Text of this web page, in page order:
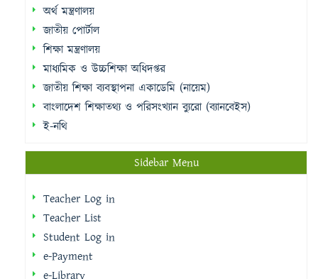
অর্থ মন্ত্রণালয়
জাতীয় পোর্টাল
শিক্ষা মন্ত্রণালয়
মাধ্যমিক ও উচ্চশিক্ষা অধিদপ্তর
জাতীয় শিক্ষা ব্যবস্থাপনা একাডেমি (নায়েম)
বাংলাদেশ শিক্ষাতথ্য ও পরিসংখ্যান ব্যুরো (ব্যানবেইস)
ই-নথি
Sidebar Menu
Teacher Log in
Teacher List
Student Log in
e-Payment
e-Library